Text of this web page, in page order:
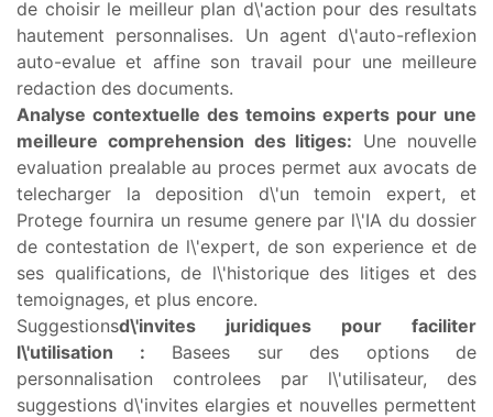
de choisir le meilleur plan d\'action pour des resultats
hautement personnalises. Un agent d\'auto-reflexion
auto-evalue et affine son travail pour une meilleure
redaction des documents.
Analyse contextuelle des temoins experts pour une
meilleure comprehension des litiges: Une nouvelle
evaluation prealable au proces permet aux avocats de
telecharger la deposition d\'un temoin expert, et
Protege fournira un resume genere par l\'IA du dossier
de contestation de l\'expert, de son experience et de
ses qualifications, de l\'historique des litiges et des
temoignages, et plus encore.
Suggestionsd\'invites juridiques pour faciliter
l\'utilisation : Basees sur des options de
personnalisation controlees par l\'utilisateur, des
suggestions d\'invites elargies et nouvelles permettent